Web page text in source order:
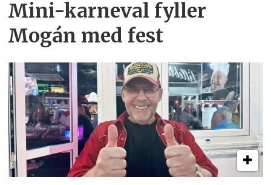
Mini-karneval fyller
Mogán med fest